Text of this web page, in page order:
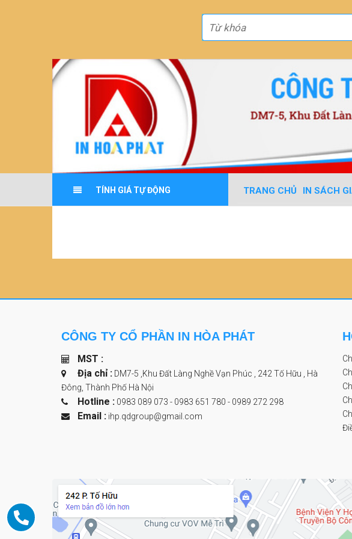
TÍNH GIÁ TỰ ĐỘNG TRANG CHỦ IN SÁCH
CÔNG TY CỔ PHẦN IN HÒA PHÁT
MST :
Địa chỉ :DM7-5 ,Khu Đất Làng Nghề Vạn Phúc , 242 Tố Hữu , Hà
Đông, Thành Phố Hà Nội
Hotline : 0983 089 073 - 0983 651 780 - 0989 272 298
Email : ihp.qdgroup@gmail.com